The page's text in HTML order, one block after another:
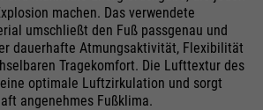
machen. Das verwendete
umschließt den Fuß passgenau und
dauerhafte Atmungsaktivität, Flexibilität
Tragekomfort. Die Lufttextur des
optimale Luftzirkulation und sorgt
angenehmes Fußklima.